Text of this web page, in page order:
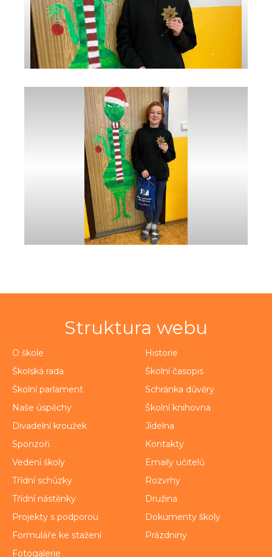
Struktura webu
O škole
Historie
Školská rada
Školní časopis
Školní parlament
Schránka důvěry
Naše úspěchy
Školní knihovna
Divadelní kroužek
Jídelna
Sponzoři
Kontakty
Vedení školy
Emaily učitelů
Třídní schůzky
Rozvrhy
Třídní nástěnky
Družina
Projekty s podporou
Dokumenty školy
Formuláře ke stažení
Prázdniny
Fotogalerie